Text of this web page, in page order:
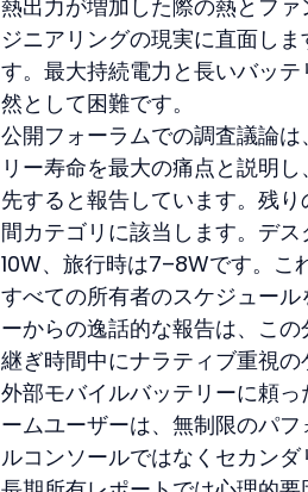
熱出力が増加した際の熱とフ
ジニアリングの現実に直面し
す。最大持続電力と長いバッ
然として困難です。
公開フォーラムでの調査議論
リー寿命を最大の痛点と説明
先すると報告しています。残
間カテゴリに該当します。デ
10W、旅行時は7–8Wです。こ
すべての所有者のスケジュー
ーからの逸話的な報告は、こ
継ぎ時間中にナラティブ重視
外部モバイルバッテリーに頼
ームユーザーは、無制限のパ
ルコンソールではなくセカンダ